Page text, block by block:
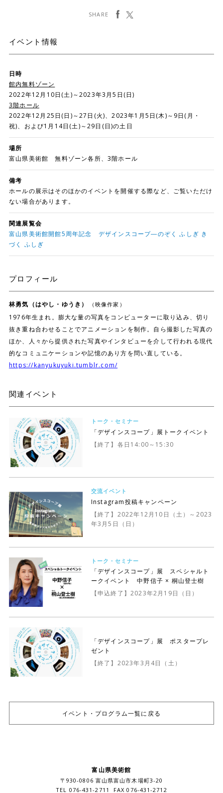
SHARE facebook
イベント情報
日時
館内無料ゾーン
2022年12月10日(土)～2023年3月5日(日)
3階ホール
2022年12月25日(日)～27日(火)、2023年1月5日(木)～9日(月・
祝)、および1月14日(土)～29日(日)の土日
場所
富山県美術館 無料ゾーン各所、3階ホール
備考
ホールの展示はそのほかのイベントを開催する際など、ご覧いただけ
ない場合があります。
関連展覧会
富山県美術館開館5周年記念 デザインスコープ―のぞく ふしぎ き
づく ふしぎ
プロフィール
林勇気（はやし・ゆうき） （映像作家）
1976年生まれ。膨大な量の写真をコンピューターに取り込み、切り
抜き重ね合わせることでアニメーションを制作。自ら撮影した写真の
ほか、人々から提供された写真やインタビューを介して行われる現代
的なコミュニケーションや記憶のあり方を問い直している。
https://kanyukuyuki.tumblr.com/
関連イベント
トーク・セミナー
「デザインスコープ」展トークイベント
【終了】各日14:00～15:30
交流イベント
Instagram投稿キャンペーン
【終了】2022年12月10日（土）～2023
年3月5日（日）
トーク・セミナー
「デザインスコープ」展 スペシャルト
ークイベント 中野信子 × 桐山登士樹
【申込終了】2023年2月19日（日）
「デザインスコープ」展 ポスタープレ
ゼント
【終了】2023年3月4日（土）
イベント・プログラム一覧に戻る
富山県美術館
〒930-0806 富山県富山市木場町3-20
TEL 076-431-2711 FAX 076-431-2712